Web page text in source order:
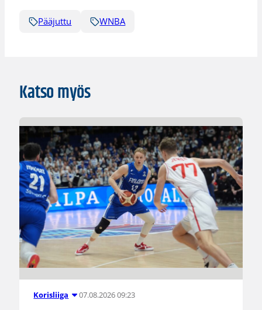
Pääjuttu WNBA
Katso myös
Korisliiga 07.08.2026 09:23